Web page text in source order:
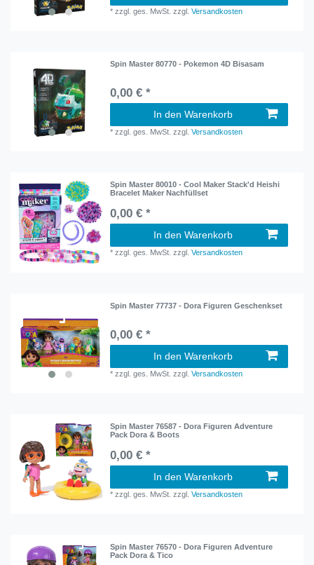
*zzgl. ges. MwSt. zzgl.Versandkosten
Spin Master 80770 - Pokemon 4D Bisasam
0,00 € *
In den Warenkorb
*zzgl. ges. MwSt. zzgl.Versandkosten
Spin Master 80010 - Cool Maker Stack'd Heishi
Bracelet Maker Nachfüllset
0,00 € *
In den Warenkorb
*zzgl. ges. MwSt. zzgl.Versandkosten
Spin Master 77737 - Dora Figuren Geschenkset
0,00 € *
In den Warenkorb
*zzgl. ges. MwSt. zzgl.Versandkosten
Spin Master 76587 - Dora Figuren Adventure
Pack Dora & Boots
0,00 € *
In den Warenkorb
*zzgl. ges. MwSt. zzgl.Versandkosten
Spin Master 76570 - Dora Figuren Adventure
Pack Dora & Tico